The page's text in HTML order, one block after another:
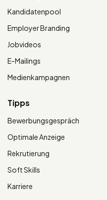
Kandidatenpool
Employer Branding
Jobvideos
E-Mailings
Medienkampagnen
Tipps
Bewerbungsgespräch
Optimale Anzeige
Rekrutierung
Soft Skills
Karriere